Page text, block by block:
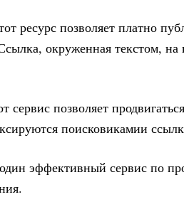
ресурс позволяет платно
окруженная текстом, на
сервис позволяет
поисковикамии
эффективный сервис по